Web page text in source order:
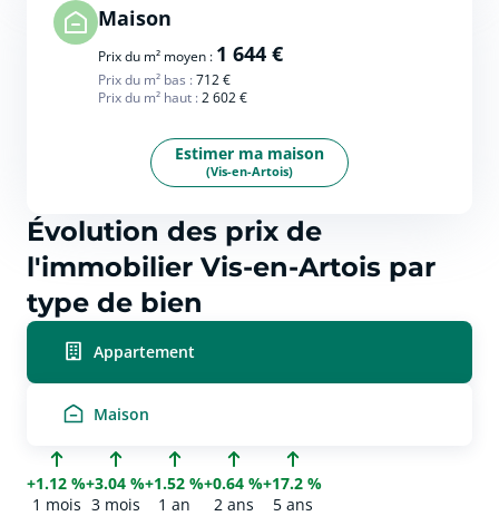
Maison
Prix du m² moyen : 1 644 €
Prix du m² bas :712 €
Prix du m² haut :2 602 €
Estimer ma maison
(Vis-en-Artois)
Évolution des prix de
l'immobilier Vis-en-Artois par
type de bien
Appartement
Maison
+1.12 %
1 mois
+3.04 %
3 mois
+1.52 %
1 an
+0.64 %
2 ans
+17.2 %
5 ans